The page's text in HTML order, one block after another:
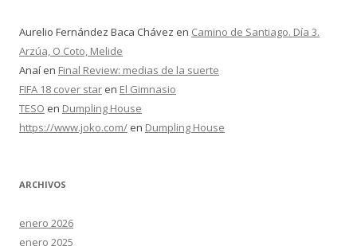
Aurelio Fernández Baca Chávez en Camino de Santiago. Día 3.
Arzúa, O Coto, Melide
Anaí en Final Review: medias de la suerte
FIFA 18 cover star en El Gimnasio
TESO en Dumpling House
https://www.joko.com/ en Dumpling House
ARCHIVOS
enero 2026
enero 2025